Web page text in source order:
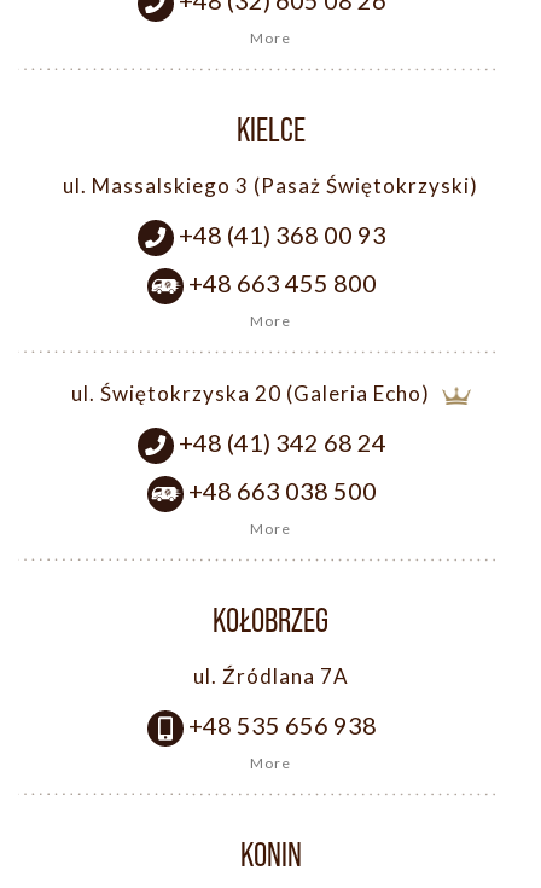
More
KIELCE
ul. Massalskiego 3 (Pasaż Świętokrzyski)
+48 (41) 368 00 93
+48 663 455 800
More
ul. Świętokrzyska 20 (Galeria Echo)
+48 (41) 342 68 24
+48 663 038 500
More
KOŁOBRZEG
ul. Źródlana 7A
+48 535 656 938
More
KONIN